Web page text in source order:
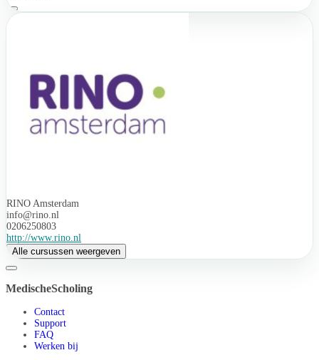
RINO Amsterdam
info@rino.nl
0206250803
http://www.rino.nl
Alle cursussen weergeven
MedischeScholing
Contact
Support
FAQ
Werken bij